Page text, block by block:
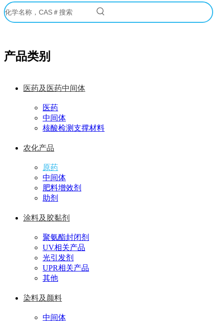
产品类别
医药及医药中间体
医药
中间体
核酸检测支撑材料
农化产品
原药
中间体
肥料增效剂
助剂
涂料及胶黏剂
聚氨酯封闭剂
UV相关产品
光引发剂
UPR相关产品
其他
染料及颜料
中间体